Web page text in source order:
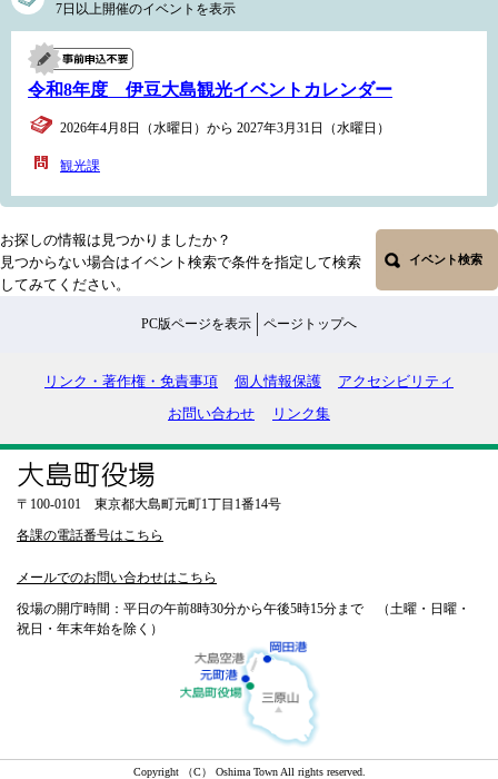
7日以上開催のイベントを表示
令和8年度 伊豆大島観光イベントカレンダー
2026年4月8日（水曜日）から 2027年3月31日（水曜日）
観光課
お探しの情報は見つかりましたか？
見つからない場合はイベント検索で条件を指定して検索
してみてください。
イベント検索
PC版ページを表示 ページトップへ
リンク・著作権・免責事項 個人情報保護 アクセシビリティ
お問い合わせ リンク集
〒100-0101 東京都大島町元町1丁目1番14号
各課の電話番号はこちら
メールでのお問い合わせはこちら
役場の開庁時間：平日の午前8時30分から午後5時15分まで （土曜・日曜・
祝日・年末年始を除く）
Copyright （C） Oshima Town All rights reserved.